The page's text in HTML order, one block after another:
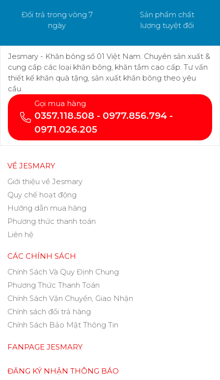
Đổi trả trong vòng 7
ngày
Sản phẩm chất
lượng tuyệt đối
Jesmary - Khăn bông số 01 Việt Nam. Chuyên sản xuất &
cung cấp các loại khăn bông, khăn tắm cao cấp. Tư vấn
thiết kế khăn quà tặng, sản xuất khăn bông theo yêu
cầu.
Gọi mua hàng
0357.118.508 - 0977.856.794 -
0971.026.205
VỀ JESMARY
Giới thiệu về Jesmary
Quy chế hoạt động
Hướng dẫn mua hàng
Phương thức thanh toán
Liên hệ
CÁC CHÍNH SÁCH
Chính Sách Và Quy Định Chung
Phương Thức Thanh Toán
Chính Sách Vận Chuyển, Giao Nhận
Chính sách đổi trả hàng
Chính Sách Bảo Mật Thông Tin
FANPAGE JESMARY
ĐĂNG KÝ NHẬN THÔNG BÁO